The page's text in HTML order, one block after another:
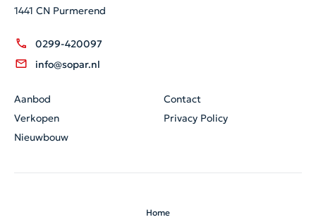
1441 CN Purmerend
0299-420097
info@sopar.nl
Aanbod
Verkopen
Nieuwbouw
Contact
Privacy Policy
Home